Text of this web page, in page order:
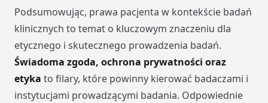
Podsumowując, prawa pacjenta w kontekście badań
klinicznych to temat o kluczowym znaczeniu dla
etycznego i skutecznego prowadzenia badań.
Świadoma zgoda, ochrona prywatności oraz
etyka to filary, które powinny kierować badaczami i
instytucjami prowadzącymi badania. Odpowiednie